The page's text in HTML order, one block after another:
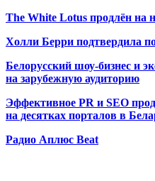
The White Lotus продлён на
Холли Берри подтвердила
Белорусский шоу-бизнес и
на зарубежную аудиторию
Эффективное PR и SEO
на десятках порталов в
Радио Аплюс Beat